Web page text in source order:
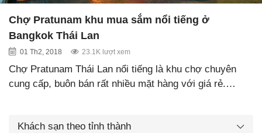
Chợ Pratunam khu mua sắm nổi tiếng ở
Bangkok Thái Lan
01 Th2, 2018 23.1K lượt xem
Chợ Pratunam Thái Lan nổi tiếng là khu chợ chuyên
cung cấp, buôn bán rất nhiều mặt hàng với giá rẻ.…
Khách sạn theo tỉnh thành